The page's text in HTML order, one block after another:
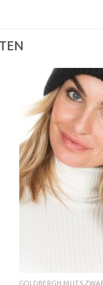
GOLDBERGH MUTS